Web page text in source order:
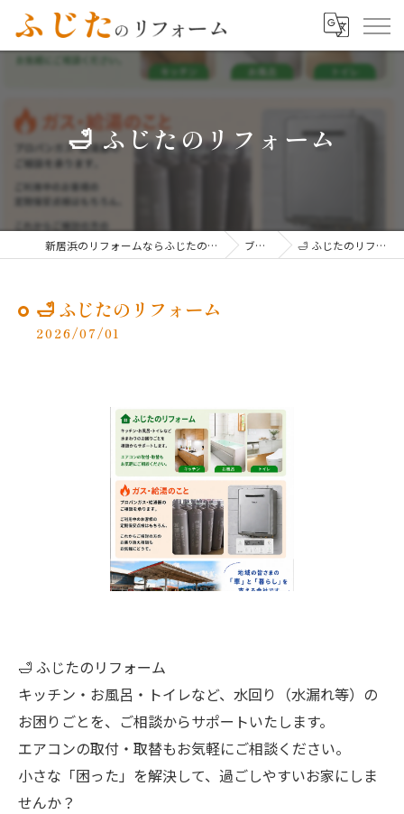
🛁 ふじたのリフォーム
新居浜のリフォームならふじたのリフォーム ブログ 🛁 ふじたのリフォーム
🛁 ふじたのリフォーム
2026/07/01
🛁 ふじたのリフォーム
キッチン・お風呂・トイレなど、水回り（水漏れ等）の
お困りごとを、ご相談からサポートいたします。
エアコンの取付・取替もお気軽にご相談ください。
小さな「困った」を解決して、過ごしやすいお家にしま
せんか？